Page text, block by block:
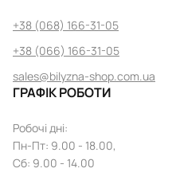
+38 (068) 166-31-05
+38 (066) 166-31-05
sales@bilyzna-shop.com.ua
ГРАФІК РОБОТИ
Робочі дні:
Пн-Пт: 9.00 - 18.00,
Сб: 9.00 - 14.00